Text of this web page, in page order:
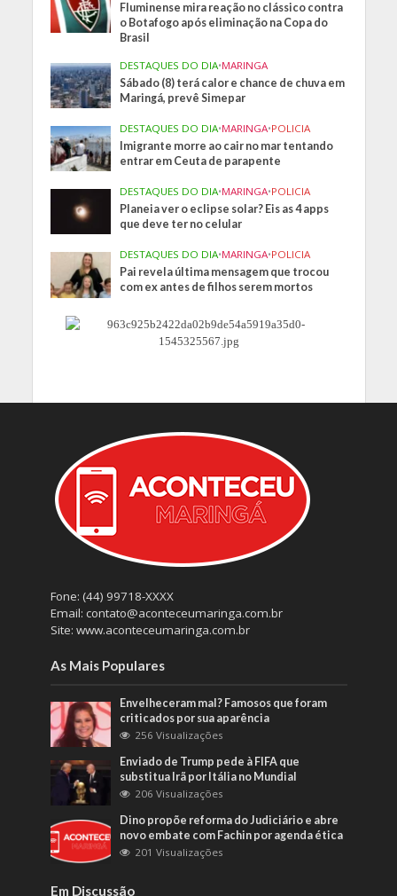
Fluminense mira reação no clássico contra
o Botafogo após eliminação na Copa do
Brasil
DESTAQUES DO DIA•MARINGA
Sábado (8) terá calor e chance de chuva em
Maringá, prevê Simepar
DESTAQUES DO DIA•MARINGA•POLICIA
Imigrante morre ao cair no mar tentando
entrar em Ceuta de parapente
DESTAQUES DO DIA•MARINGA•POLICIA
Planeia ver o eclipse solar? Eis as 4 apps
que deve ter no celular
DESTAQUES DO DIA•MARINGA•POLICIA
Pai revela última mensagem que trocou
com ex antes de filhos serem mortos
Fone: (44) 99718-XXXX
Email: contato@aconteceumaringa.com.br
Site: www.aconteceumaringa.com.br
As Mais Populares
Envelheceram mal? Famosos que foram
criticados por sua aparência
256 Visualizações
Enviado de Trump pede à FIFA que
substitua Irã por Itália no Mundial
206 Visualizações
Dino propõe reforma do Judiciário e abre
novo embate com Fachin por agenda ética
201 Visualizações
Em Discussão